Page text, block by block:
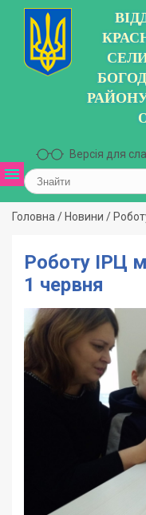
Версія для
Головна / Новини /
Роботу ІРЦ
1 червня